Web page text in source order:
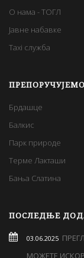
О нама - ТОГЛ
Јавне набавке
Taxi служба
ПРЕПОРУЧУЈЕМО
Брдашце
Балкис
Парк природе
Терме Лакташи
Бања Слатина
ПОСЛЕДЊЕ
03.06.2025
МОЖЕТЕ